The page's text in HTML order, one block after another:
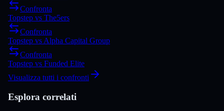
Confronta
Topstep vs The5ers
Confronta
Topstep vs Alpha Capital Group
Confronta
Topstep vs Funded Elite
Visualizza tutti i confronti
Esplora correlati